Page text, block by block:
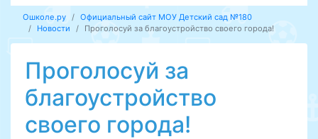
Ошколе.ру
Официальный сайт МОУ Детский сад №180
Новости
Проголосуй за благоустройство своего города!
Проголосуй за
благоустройство
своего города!